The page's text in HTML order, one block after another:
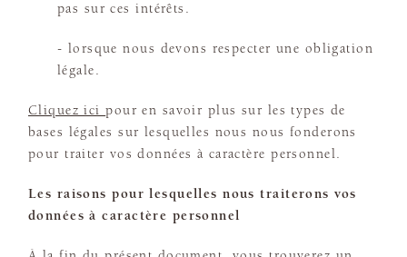
pas sur ces intérêts.
- lorsque nous devons respecter une obligation
légale.
Cliquez icipour en savoir plus sur les types de
bases légales sur lesquelles nous nous fonderons
pour traiter vos données à caractère personnel.
Les raisons pour lesquelles nous traiterons vos
données à caractère personnel